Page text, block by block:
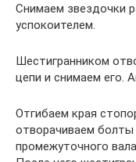
Снимаем звездочки
успокоителем.
Шестигранником
цепи и снимаем его.
Отгибаем края
отворачиваем болты
промежуточного